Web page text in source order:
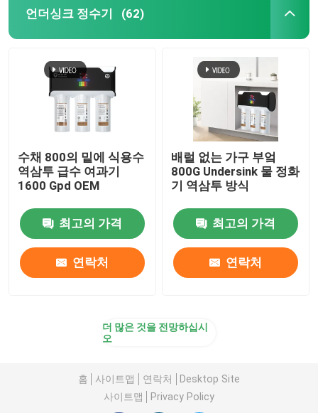
언더싱크 정수기 (62)
수채 800의 밑에 식용수
역삼투 급수 여과기
1600 Gpd OEM
최고의 가격
연락처
배럴 없는 가구 부엌
800G Undersink 물 정화
기 역삼투 방식
최고의 가격
연락처
더 많은 것을 전망하십시
오
홈 사이트맵 연락처
Desktop Site
사이트맵
Privacy Policy